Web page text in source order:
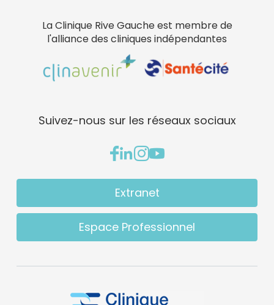
La Clinique Rive Gauche est membre de
l'alliance des cliniques indépendantes
Suivez-nous sur les réseaux sociaux
Extranet
Espace Professionnel